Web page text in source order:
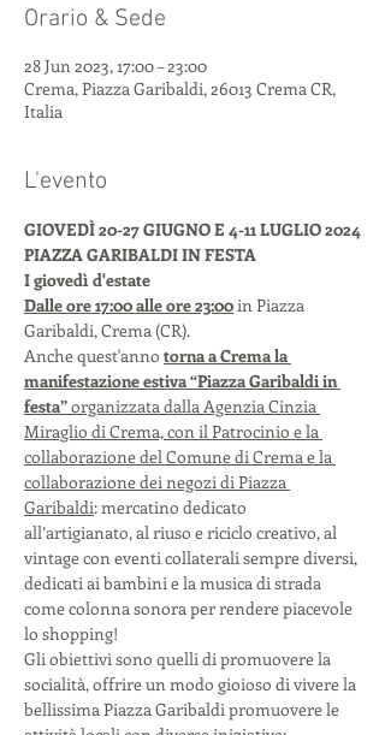
Orario & Sede
28 Jun 2023, 17:00 – 23:00
Crema, Piazza Garibaldi, 26013 Crema CR,
Italia
L'evento
GIOVEDÌ 20-27 GIUGNO E 4-11 LUGLIO 2024
PIAZZA GARIBALDI IN FESTA
I giovedì d'estate
Dalle ore 17:00 alle ore 23:00 in Piazza
Garibaldi, Crema (CR).
Anche quest'anno torna a Crema la
manifestazione estiva “Piazza Garibaldi in
festa” organizzata dalla Agenzia Cinzia
Miraglio di Crema, con il Patrocinio e la
collaborazione del Comune di Crema e la
collaborazione dei negozi di Piazza
Garibaldi: mercatino dedicato
all’artigianato, al riuso e riciclo creativo, al
vintage con eventi collaterali sempre diversi,
dedicati ai bambini e la musica di strada
come colonna sonora per rendere piacevole
lo shopping!
Gli obiettivi sono quelli di promuovere la
socialità, offrire un modo gioioso di vivere la
bellissima Piazza Garibaldi promuovere le